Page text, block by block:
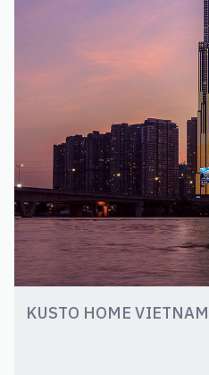
KUSTO HOME VIETNAM